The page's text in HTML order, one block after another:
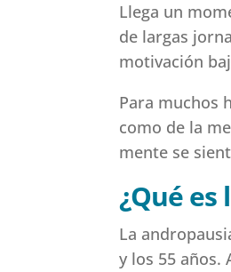
Llega un
de largas
motivación
Para muchos
como de la
mente se
¿Qué
La
y los 55